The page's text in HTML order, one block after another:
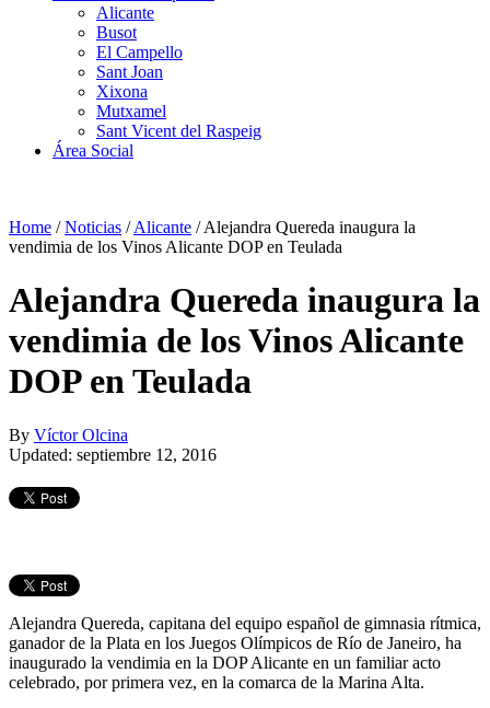
Alicante
Busot
El Campello
Sant Joan
Xixona
Mutxamel
Sant Vicent del Raspeig
Área Social
Home /Noticias /Alicante /Alejandra Quereda inaugura la
vendimia de los Vinos Alicante DOP en Teulada
Alejandra Quereda inaugura la
vendimia de los Vinos Alicante
DOP en Teulada
By Víctor Olcina
Updated: septiembre 12, 2016
Alejandra Quereda, capitana del equipo español de gimnasia rítmica,
ganador de la Plata en los Juegos Olímpicos de Río de Janeiro, ha
inaugurado la vendimia en la DOP Alicante en un familiar acto
celebrado, por primera vez, en la comarca de la Marina Alta.